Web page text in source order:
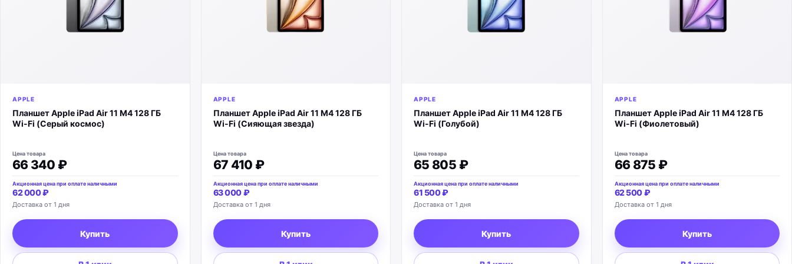
APPLE
Планшет Apple iPad Air 11 M4 128 ГБ
Wi-Fi (Серый космос)
Цена товара
66 340 ₽
Акционная цена при оплате наличными
62 000 ₽
Доставка от 1 дня
Купить
APPLE
Планшет Apple iPad Air 11 M4 128 ГБ
Wi-Fi (Сияющая звезда)
Цена товара
67 410 ₽
Акционная цена при оплате наличными
63 000 ₽
Доставка от 1 дня
Купить
APPLE
Планшет Apple iPad Air 11 M4 128 ГБ
Wi-Fi (Голубой)
Цена товара
65 805 ₽
Акционная цена при оплате наличными
61 500 ₽
Доставка от 1 дня
Купить
APPLE
Планшет Apple iPad Air 11 M4 128 ГБ
Wi-Fi (Фиолетовый)
Цена товара
66 875 ₽
Акционная цена при оплате наличными
62 500 ₽
Доставка от 1 дня
Купить